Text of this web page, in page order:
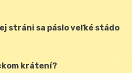
stráni sa páslo veľké stádo
krátení?